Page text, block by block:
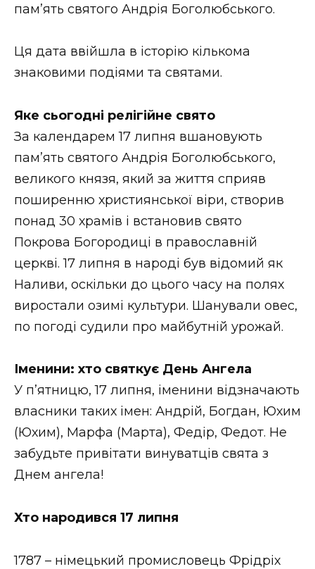
Соціум
Спорт
Стиль життя
Втрачений Ужгород
Втрачений Ужгород (відеоверсія)
ЗАКАРПАТСЬКІ НОВИНИ
НОВИНИ ЗАХІДНОЇ УКРАЇНИ
ФОТО
ВІДЕО
пам’ять святого Андрія Боголюбського.
Ця дата ввійшла в історію кількома
знаковими подіями та святами.
Яке сьогодні релігійне свято
За календарем 17 липня вшановують
пам’ять святого Андрія Боголюбського,
великого князя, який за життя сприяв
поширенню християнської віри, створив
понад 30 храмів і встановив свято
Покрова Богородиці в православній
церкві. 17 липня в народі був відомий як
Наливи, оскільки до цього часу на полях
виростали озимі культури. Шанували овес,
по погоді судили про майбутній урожай.
Іменини: хто святкує День Ангела
У п’ятницю, 17 липня, іменини відзначають
власники таких імен: Андрій, Богдан, Юхим
(Юхим), Марфа (Марта), Федір, Федот. Не
забудьте привітати винуватців свята з
Днем ангела!
Хто народився 17 липня
1787 – німецький промисловець Фрідріх